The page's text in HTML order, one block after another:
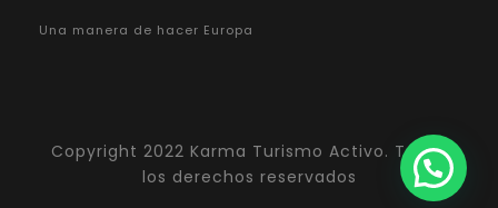
Una manera de hacer Europa
Copyright 2022 Karma Turismo Activo. Todos
los derechos reservados